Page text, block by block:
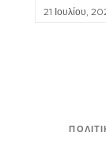
21 Ιουλίου,